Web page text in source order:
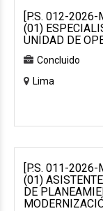
[P.S. 012-
(01)
UNIDAD DE
Concluido
Lima
[P.S. 011-
(01)
DE